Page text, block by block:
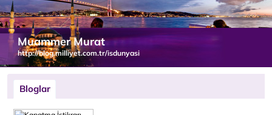
Muammer Murat
http://blog.milliyet.com.tr/isdunyasi
Bloglar